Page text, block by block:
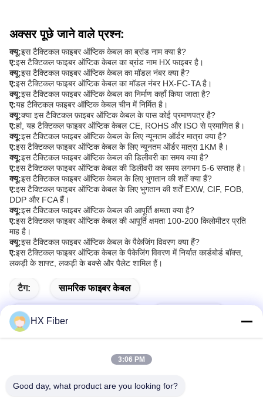
अक्सर पूछे जाने वाले प्रश्न:
क्यू:इस टैक्टिकल फाइबर ऑप्टिक केबल का ब्रांड नाम क्या है?
ए:इस टैक्टिकल फाइबर ऑप्टिक केबल का ब्रांड नाम HX फाइबर है।
क्यू:इस टैक्टिकल फाइबर ऑप्टिक केबल का मॉडल नंबर क्या है?
ए:इस टैक्टिकल फाइबर ऑप्टिक केबल का मॉडल नंबर HX-FC-TA है।
क्यू:इस टैक्टिकल फाइबर ऑप्टिक केबल का निर्माण कहाँ किया जाता है?
ए:यह टैक्टिकल फाइबर ऑप्टिक केबल चीन में निर्मित है।
क्यू:क्या इस टैक्टिकल फ़ाइबर ऑप्टिक केबल के पास कोई प्रमाणपत्र है?
ए:हां, यह टैक्टिकल फाइबर ऑप्टिक केबल CE, ROHS और ISO से प्रमाणित है।
क्यू:इस टैक्टिकल फाइबर ऑप्टिक केबल के लिए न्यूनतम ऑर्डर मात्रा क्या है?
ए:इस टैक्टिकल फाइबर ऑप्टिक केबल के लिए न्यूनतम ऑर्डर मात्रा 1KM है।
क्यू:इस टैक्टिकल फाइबर ऑप्टिक केबल की डिलीवरी का समय क्या है?
ए:इस टैक्टिकल फाइबर ऑप्टिक केबल की डिलीवरी का समय लगभग 5-6 सप्ताह है।
क्यू:इस टैक्टिकल फाइबर ऑप्टिक केबल के लिए भुगतान की शर्तें क्या हैं?
ए:इस टैक्टिकल फाइबर ऑप्टिक केबल के लिए भुगतान की शर्तें EXW, CIF, FOB,
DDP और FCA हैं।
क्यू:इस टैक्टिकल फाइबर ऑप्टिक केबल की आपूर्ति क्षमता क्या है?
ए:इस टैक्टिकल फाइबर ऑप्टिक केबल की आपूर्ति क्षमता 100-200 किलोमीटर प्रति
माह है।
क्यू:इस टैक्टिकल फाइबर ऑप्टिक केबल के पैकेजिंग विवरण क्या हैं?
ए:इस टैक्टिकल फाइबर ऑप्टिक केबल के पैकेजिंग विवरण में निर्यात कार्डबोर्ड बॉक्स,
लकड़ी के शाफ्ट, लकड़ी के बक्से और पैलेट शामिल हैं।
टैग: सामरिक फाइबर केबल
सैन्य सामरिक फाइबर ऑप्टिक केबल
त्वरित संपर्क करें
HX Fiber
3:06 PM
Good day, what product are you looking for?